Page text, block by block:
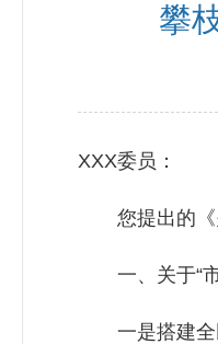
攀
XXX委员：
您提出的《关
一、关于“市
一是搭建全民